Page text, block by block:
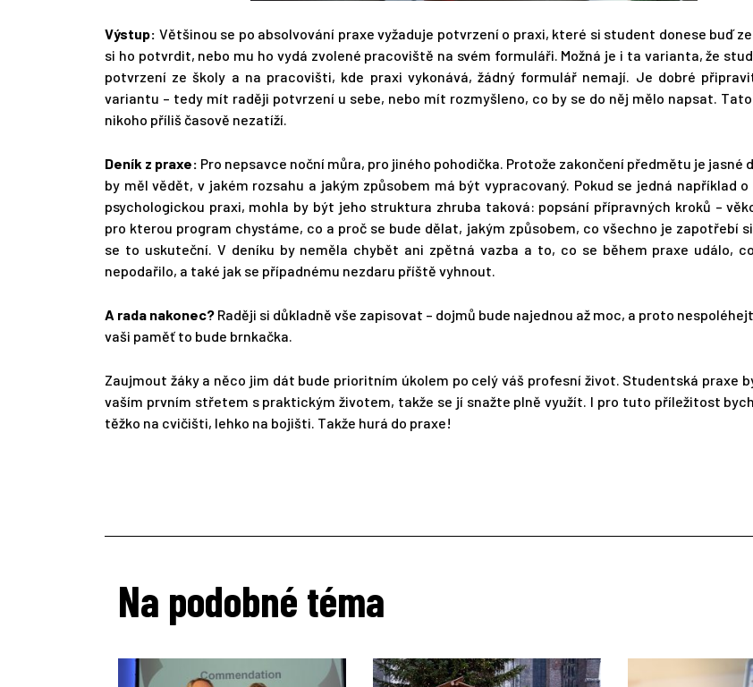
Výstup: Většinou se po absolvování praxe vyžaduje potvrzení o praxi, které si student donese buď
si ho potvrdit, nebo mu ho vydá zvolené pracoviště na svém formuláři. Možná je i ta varianta, že
potvrzení ze školy a na pracovišti, kde praxi vykonává, žádný formulář nemají. Je dobré
variantu – tedy mít raději potvrzení u sebe, nebo mít rozmyšleno, co by se do něj mělo napsat.
nikoho příliš časově nezatíží.
Deník z praxe: Pro nepsavce noční můra, pro jiného pohodička. Protože zakončení předmětu je jasné
by měl vědět, v jakém rozsahu a jakým způsobem má být vypracovaný. Pokud se jedná například
psychologickou praxi, mohla by být jeho struktura zhruba taková: popsání přípravných kroků –
pro kterou program chystáme, co a proč se bude dělat, jakým způsobem, co všechno je zapotřebí
se to uskuteční. V deníku by neměla chybět ani zpětná vazba a to, co se během praxe událo,
nepodařilo, a také jak se případnému nezdaru příště vyhnout.
A rada nakonec? Raději si důkladně vše zapisovat – dojmů bude najednou až moc, a proto
vaši paměť to bude brnkačka.
Zaujmout žáky a něco jim dát bude prioritním úkolem po celý váš profesní život. Studentská praxe
vaším prvním střetem s praktickým životem, takže se jí snažte plně využít. I pro tuto příležitost
těžko na cvičišti, lehko na bojišti. Takže hurá do praxe!
Na podobné téma